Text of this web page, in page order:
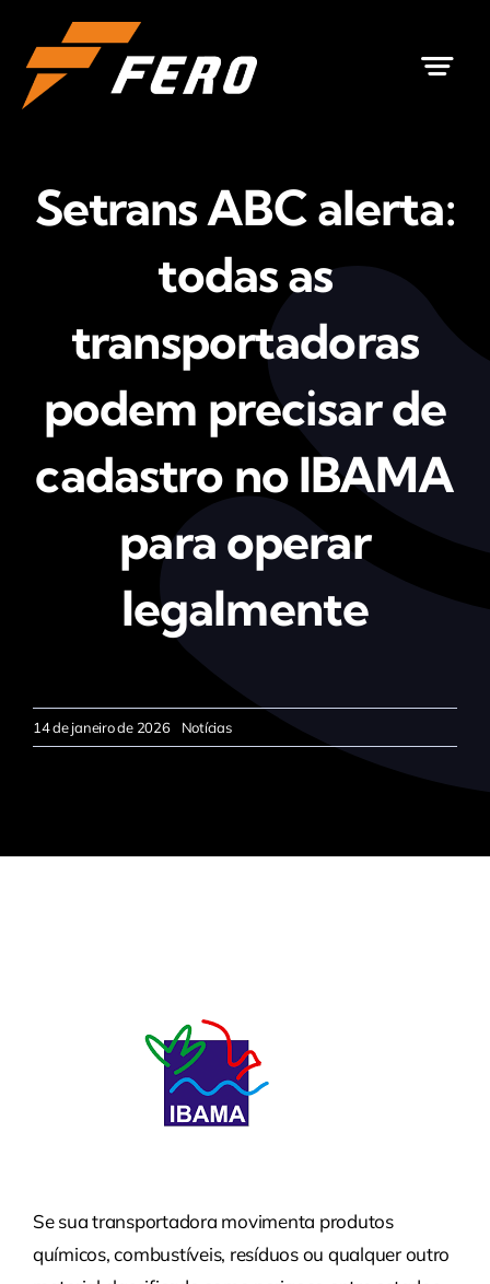
para
conteúdo
Setrans ABC alerta:
todas as
transportadoras
podem precisar de
cadastro no IBAMA
para operar
legalmente
14 de janeiro de 2026 Notícias
Se sua transportadora movimenta produtos
químicos, combustíveis, resíduos ou qualquer outro